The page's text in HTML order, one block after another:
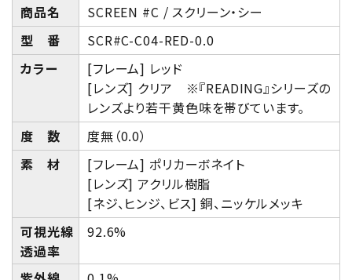
商品名
SCREEN #C / スクリーン・シー
型 番
SCR#C-C04-RED-0.0
カラー
[フレーム] レッド
[レンズ] クリア ※『READING』シリーズの
レンズより若干黄色味を帯びています。
度 数
度無（0.0）
素 材
[フレーム] ポリカーボネイト
[レンズ] アクリル樹脂
[ネジ、ヒンジ、ビス] 銅、ニッケルメッキ
可視光線
透過率
92.6%